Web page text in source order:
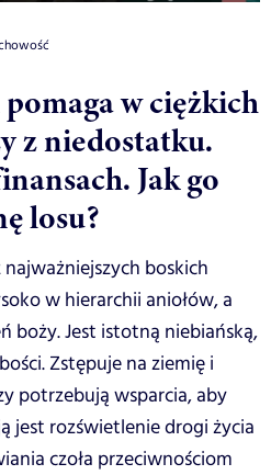
w ciężkich
z niedostatku.
Jak go
losu?
boskich
w hierarchii aniołów, a
boży. Jest istotną niebiańską,
Zstępuje na ziemię i
potrzebują wsparcia, aby
jest rozświetlenie drogi życia
czoła przeciwnościom